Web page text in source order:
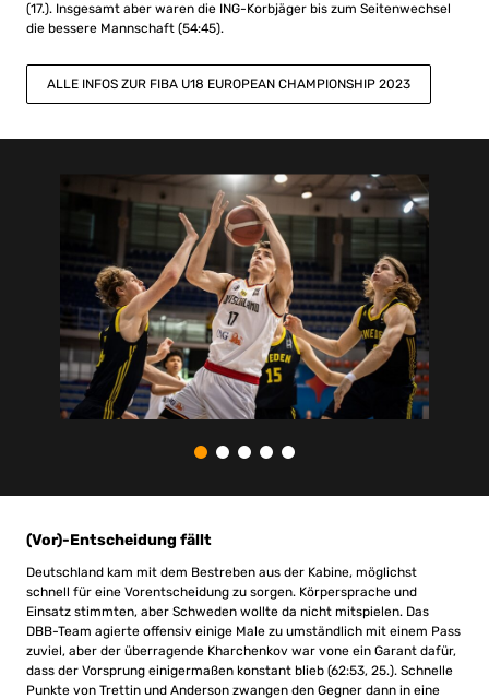
(17.). Insgesamt aber waren die ING-Korbjäger bis zum Seitenwechsel
die bessere Mannschaft (54:45).
ALLE INFOS ZUR FIBA U18 EUROPEAN CHAMPIONSHIP 2023
(Vor)-Entscheidung fällt
Deutschland kam mit dem Bestreben aus der Kabine, möglichst
schnell für eine Vorentscheidung zu sorgen. Körpersprache und
Einsatz stimmten, aber Schweden wollte da nicht mitspielen. Das
DBB-Team agierte offensiv einige Male zu umständlich mit einem Pass
zuviel, aber der überragende Kharchenkov war vone ein Garant dafür,
dass der Vorsprung einigermaßen konstant blieb (62:53, 25.). Schnelle
Punkte von Trettin und Anderson zwangen den Gegner dann in eine